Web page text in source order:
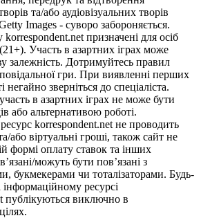
та/або аудіовізуальних творів
Images - суворо забороняється.
korrespondent.net призначені для осіб
Участь в азартних іграх може
залежність. Дотримуйтесь правил
гри. При виявленні перших
негайно зверніться до спеціаліста.
в азартних іграх не може бути
або альтернативою роботі.
korrespondent.net не проводить
або віртуальні гроші, також сайт не
формі оплату ставок та інших
можуть бути пов’язані з
букмекерами чи тоталізаторами. Будь-
інформаційному ресурсі
публікуються виключно в